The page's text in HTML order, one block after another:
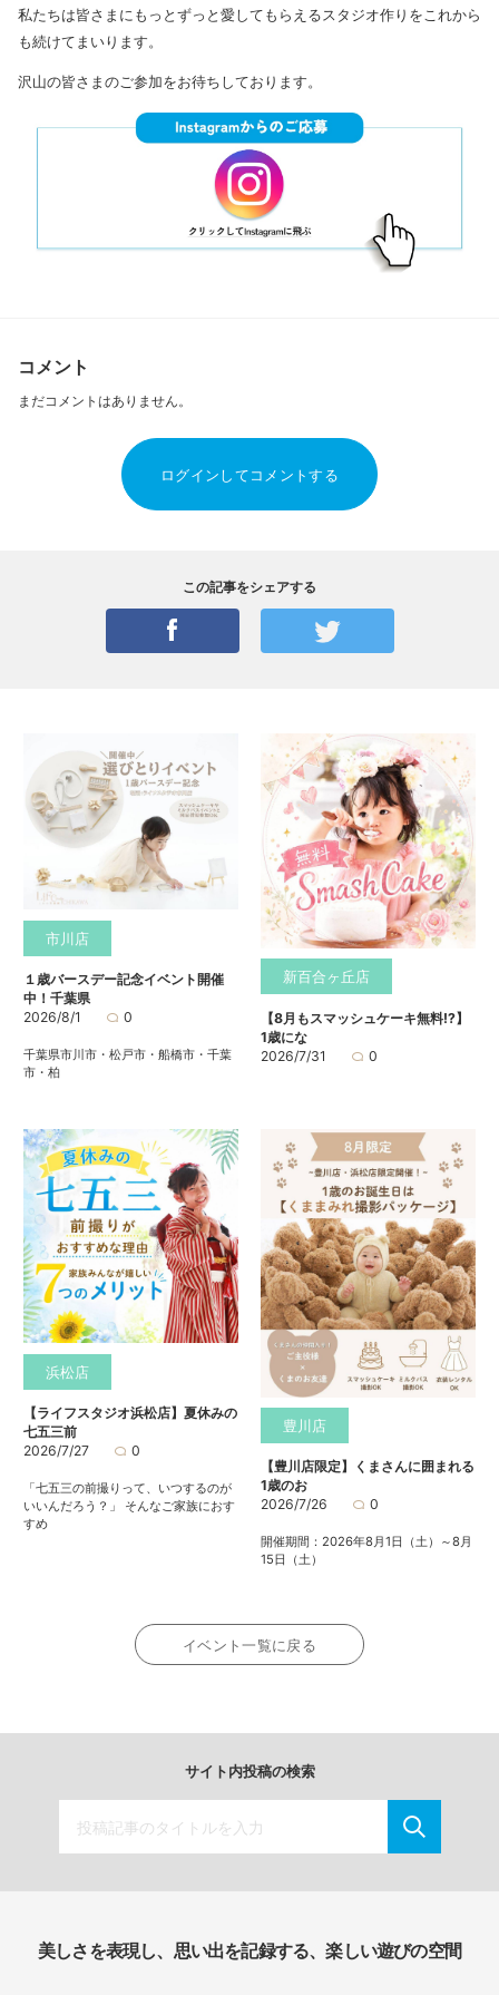
私たちは皆さまにもっとずっと愛してもらえるスタジオ作りをこれから
も続けてまいります。
沢山の皆さまのご参加をお待ちしております。
コメント
まだコメントはありません。
ログインしてコメントする
この記事をシェアする
市川店
１歳バースデー記念イベント開催
中！千葉県
2026/8/1
0
千葉県市川市・松戸市・船橋市・千葉
市・柏
新百合ヶ丘店
【8月もスマッシュケーキ無料⁉】
1歳にな
2026/7/31
0
浜松店
【ライフスタジオ浜松店】夏休みの
七五三前
2026/7/27
0
「七五三の前撮りって、いつするのが
いいんだろう？」 そんなご家族におす
すめ
豊川店
【豊川店限定】くまさんに囲まれる
1歳のお
2026/7/26
0
開催期間：2026年8月1日（土）～8月
15日（土）
イベント一覧に戻る
サイト内投稿の検索
美しさを表現し、思い出を記録する、楽しい遊びの空間